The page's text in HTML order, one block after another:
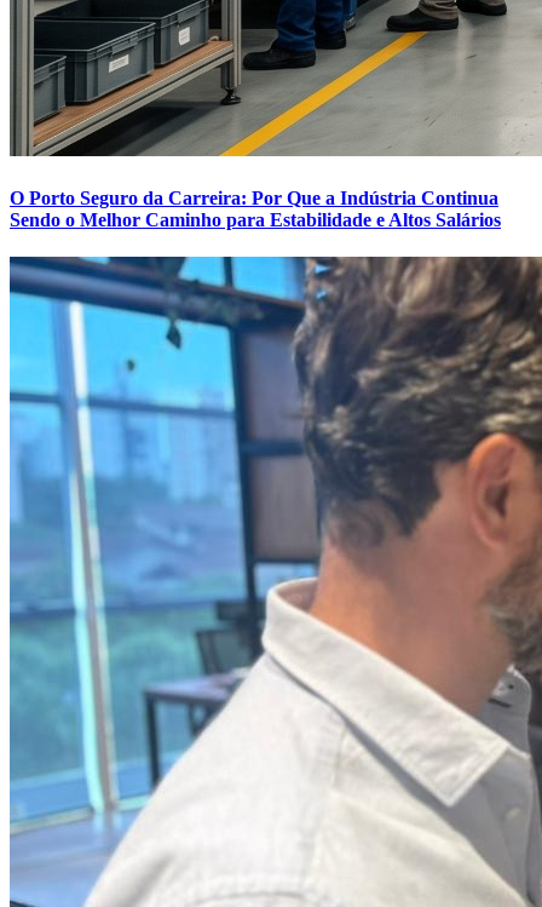
O Porto Seguro da Carreira: Por Que a Indústria Continua
Sendo o Melhor Caminho para Estabilidade e Altos Salários